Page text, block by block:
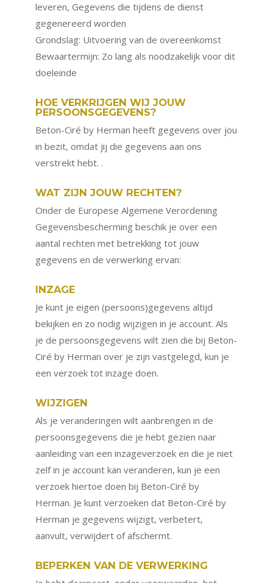
leveren, Gegevens die tijdens de dienst
gegenereerd worden
Grondslag: Uitvoering van de overeenkomst
Bewaartermijn: Zo lang als noodzakelijk voor dit
doeleinde
HOE VERKRIJGEN WIJ JOUW
PERSOONSGEGEVENS?
Beton-Ciré by Herman heeft gegevens over jou
in bezit, omdat jij die gegevens aan ons
verstrekt hebt. .
WAT ZIJN JOUW RECHTEN?
Onder de Europese Algemene Verordening
Gegevensbescherming beschik je over een
aantal rechten met betrekking tot jouw
gegevens en de verwerking ervan:
INZAGE
Je kunt je eigen (persoons)gegevens altijd
bekijken en zo nodig wijzigen in je account. Als
je de persoonsgegevens wilt zien die bij Beton-
Ciré by Herman over je zijn vastgelegd, kun je
een verzoek tot inzage doen.
WIJZIGEN
Als je veranderingen wilt aanbrengen in de
persoonsgegevens die je hebt gezien naar
aanleiding van een inzageverzoek en die je niet
zelf in je account kan veranderen, kun je een
verzoek hiertoe doen bij Beton-Ciré by
Herman. Je kunt verzoeken dat Beton-Ciré by
Herman je gegevens wijzigt, verbetert,
aanvult, verwijdert of afschermt.
BEPERKEN VAN DE VERWERKING